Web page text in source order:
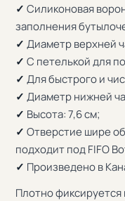
✓ Силиконовая
заполнения
✓ Диаметр верхней
✓ С петелькой для
✓ Для быстрого и
✓ Диаметр нижней
✓ Высота: 7,6 см;
✓ Отверстие шире
подходит под FIFO
✓ Произведено в
Плотно